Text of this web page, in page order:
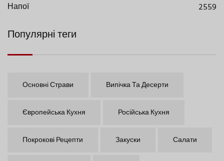
Напої
2559
Популярні теги
Основні Страви Випічка Та Десерти
Європейська Кухня Російська Кухня
Покрокові Рецепти Закуски Салати